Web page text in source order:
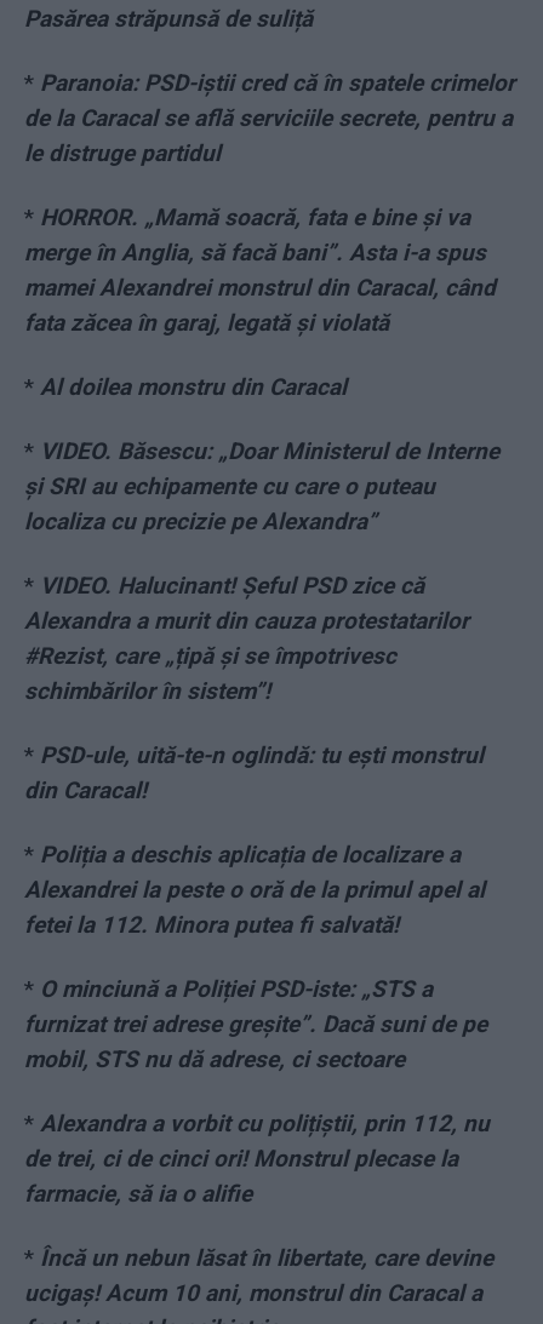
Pasărea străpunsă de suliță
* Paranoia: PSD-iștii cred că în spatele crimelor
de la Caracal se află serviciile secrete, pentru a
le distruge partidul
* HORROR. „Mamă soacră, fata e bine și va
merge în Anglia, să facă bani”. Asta i-a spus
mamei Alexandrei monstrul din Caracal, când
fata zăcea în garaj, legată și violată
* Al doilea monstru din Caracal
* VIDEO. Băsescu: „Doar Ministerul de Interne
și SRI au echipamente cu care o puteau
localiza cu precizie pe Alexandra”
* VIDEO. Halucinant! Șeful PSD zice că
Alexandra a murit din cauza protestatarilor
#Rezist, care „țipă și se împotrivesc
schimbărilor în sistem”!
* PSD-ule, uită-te-n oglindă: tu ești monstrul
din Caracal!
* Poliția a deschis aplicația de localizare a
Alexandrei la peste o oră de la primul apel al
fetei la 112. Minora putea fi salvată!
* O minciună a Poliției PSD-iste: „STS a
furnizat trei adrese greșite”. Dacă suni de pe
mobil, STS nu dă adrese, ci sectoare
* Alexandra a vorbit cu polițiștii, prin 112, nu
de trei, ci de cinci ori! Monstrul plecase la
farmacie, să ia o alifie
* Încă un nebun lăsat în libertate, care devine
ucigaș! Acum 10 ani, monstrul din Caracal a